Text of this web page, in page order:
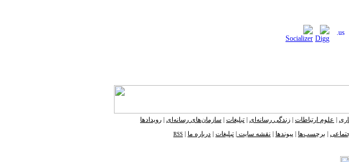
علوم ارتباطات زندگی رسانه‌ای تبلیغات سازمان‌های رسانه‌ای رویدادها
برچسب‌ها پیوندها نقشه ‌سایت تبلیغات درباره ما RSS